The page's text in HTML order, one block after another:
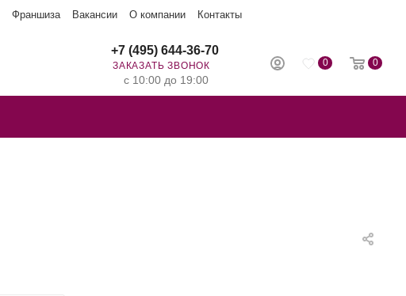
Франшиза Вакансии О компании Контакты
0 0
+7 (495) 644-36-70
ЗАКАЗАТЬ ЗВОНОК
с 10:00 до 19:00